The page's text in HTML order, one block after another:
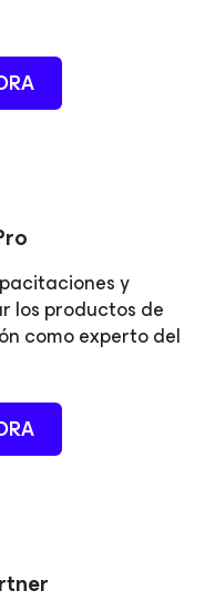
y
los productos de
como experto del